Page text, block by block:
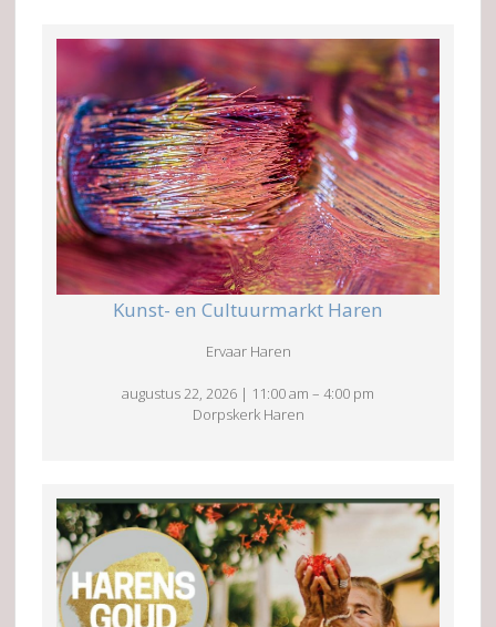
Kunst- en Cultuurmarkt Haren
Ervaar Haren
augustus 22, 2026 | 11:00 am – 4:00 pm
Dorpskerk Haren